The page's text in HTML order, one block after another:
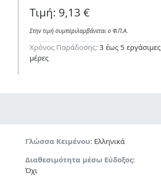
Τιμή: 9,13 €
Στην τιμή συμπεριλαμβάνεται ο Φ.Π.A.
Χρόνος Παράδοσης: 3 έως 5 εργάσιμες
μέρες
Γλώσσα Κειμένου:Ελληνικά
Διαθεσιμότητα μέσω Εύδοξος:
Όχι